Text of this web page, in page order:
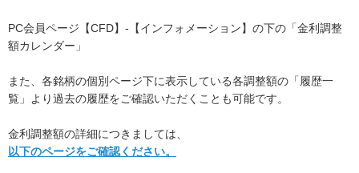
PC会員ページ【CFD】-【インフォメーション】の下の「金利調整
額カレンダー」
また、各銘柄の個別ページ下に表示している各調整額の「履歴一
覧」より過去の履歴をご確認いただくことも可能です。
金利調整額の詳細につきましては、
以下のページをご確認ください。